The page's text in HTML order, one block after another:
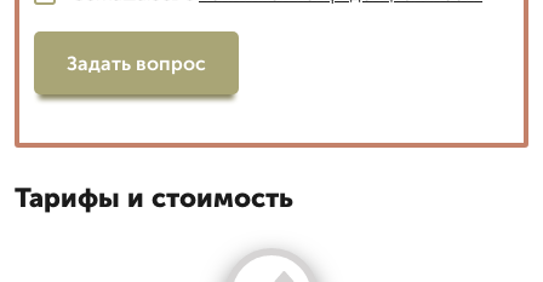
Задать вопрос
Тарифы и стоимость